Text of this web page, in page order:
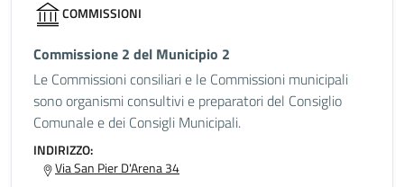
COMMISSIONI
Commissione 2 del Municipio 2
Le Commissioni consiliari e le Commissioni municipali
sono organismi consultivi e preparatori del Consiglio
Comunale e dei Consigli Municipali.
INDIRIZZO:
Via San Pier D'Arena 34